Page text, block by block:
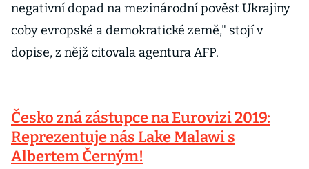
negativní dopad na mezinárodní pověst Ukrajiny
coby evropské a demokratické země," stojí v
dopise, z nějž citovala agentura AFP.
Česko zná zástupce na Eurovizi 2019:
Reprezentuje nás Lake Malawi s
Albertem Černým!